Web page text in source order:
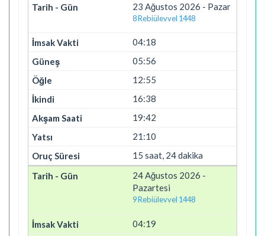
23 Ağustos 2026 - Pazar
8 Rebiülevvel 1448
04:18
05:56
12:55
16:38
19:42
21:10
15 saat, 24 dakika
24 Ağustos 2026 -
Pazartesi
9 Rebiülevvel 1448
04:19